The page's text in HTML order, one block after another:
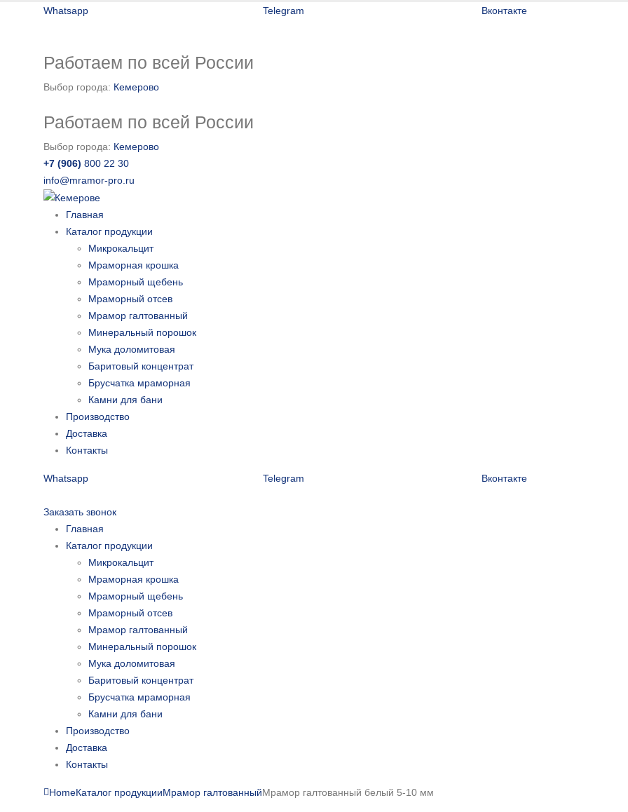
Whatsapp Telegram Вконтакте
Работаем по всей России
Выбор города: Кемерово
Работаем по всей России
Выбор города: Кемерово
+7 (906) 800 22 30
info@mramor-pro.ru
Главная
Каталог продукции
Микрокальцит
Мраморная крошка
Мраморный щебень
Мраморный отсев
Мрамор галтованный
Минеральный порошок
Мука доломитовая
Баритовый концентрат
Брусчатка мраморная
Камни для бани
Производство
Доставка
Контакты
Whatsapp Telegram Вконтакте
Заказать звонок
Главная
Каталог продукции
Микрокальцит
Мраморная крошка
Мраморный щебень
Мраморный отсев
Мрамор галтованный
Минеральный порошок
Мука доломитовая
Баритовый концентрат
Брусчатка мраморная
Камни для бани
Производство
Доставка
Контакты
HomeКаталог продукцииМрамор галтованныйМрамор галтованный белый 5-10 мм